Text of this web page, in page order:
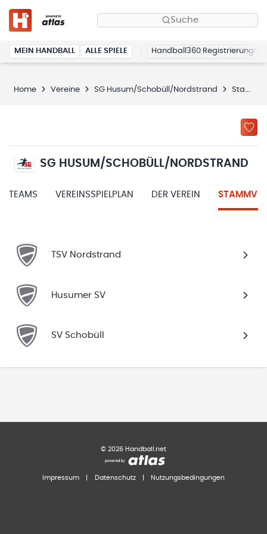
Suche
MEIN HANDBALL ALLE SPIELE Handball360 Registrierung
Home Vereine SG Husum/Schobüll/Nordstrand Stammvereine
SG HUSUM/SCHOBÜLL/NORDSTRAND
TEAMS VEREINSSPIELPLAN DER VEREIN
TSV Nordstrand
Husumer SV
SV Schobüll
© 2026 Handball.net
Impressum Datenschutz Nutzungsbedingungen